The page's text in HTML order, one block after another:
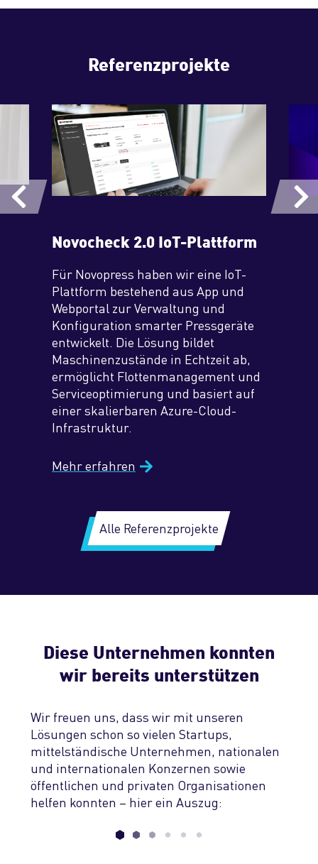
Referenzprojekte
Novocheck 2.0 IoT-Plattform
Für Novopress haben wir eine IoT-
Plattform bestehend aus App und
Webportal zur Verwaltung und
Konfiguration smarter Pressgeräte
entwickelt. Die Lösung bildet
Maschinenzustände in Echtzeit ab,
ermöglicht Flottenmanagement und
Serviceoptimierung und basiert auf
einer skalierbaren Azure-Cloud-
Infrastruktur.
Mehr erfahren
Alle Referenzprojekte
Diese Unternehmen konnten
wir bereits unterstützen
Wir freuen uns, dass wir mit unseren
Lösungen schon so vielen Startups,
mittelständische Unternehmen, nationalen
und internationalen Konzernen sowie
öffentlichen und privaten Organisationen
helfen konnten – hier ein Auszug: